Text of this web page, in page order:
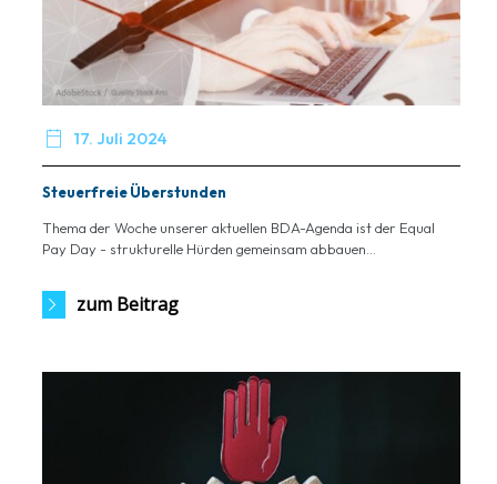
 17. Juli 2024
Steuerfreie Überstunden
Thema der Woche unserer aktuellen BDA-Agenda ist der Equal
Pay Day - strukturelle Hürden gemeinsam abbauen...
zum Beitrag